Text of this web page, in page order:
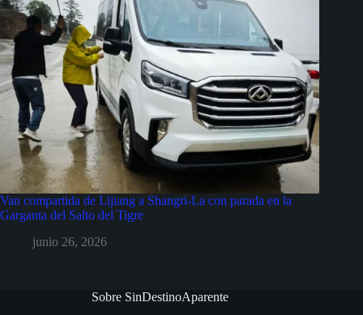
Van compartida de Lijiang a Shangri-La con parada en la
Garganta del Salto del Tigre
junio 26, 2026
Sobre SinDestinoAparente